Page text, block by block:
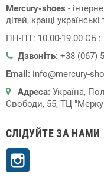
Mercury-shoes -
дітей, кращі
ПН-ПТ: 10.00-19.00 СБ :
Дзвоніть: +38 (067)
Email: info@mercury-
Адреса: Україна,
Свободи, 55, ТЦ
СЛІДУЙТЕ ЗА НАМИ